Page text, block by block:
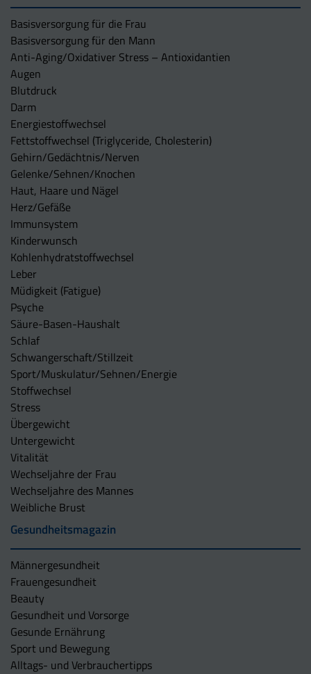
Basisversorgung für die Frau
Basisversorgung für den Mann
Anti-Aging/Oxidativer Stress – Antioxidantien
Augen
Blutdruck
Darm
Energiestoffwechsel
Fettstoffwechsel (Triglyceride, Cholesterin)
Gehirn/Gedächtnis/Nerven
Gelenke/Sehnen/Knochen
Haut, Haare und Nägel
Herz/Gefäße
Immunsystem
Kinderwunsch
Kohlenhydratstoffwechsel
Leber
Müdigkeit (Fatigue)
Psyche
Säure-Basen-Haushalt
Schlaf
Schwangerschaft/Stillzeit
Sport/Muskulatur/Sehnen/Energie
Stoffwechsel
Stress
Übergewicht
Untergewicht
Vitalität
Wechseljahre der Frau
Wechseljahre des Mannes
Weibliche Brust
Gesundheitsmagazin
Männergesundheit
Frauengesundheit
Beauty
Gesundheit und Vorsorge
Gesunde Ernährung
Sport und Bewegung
Alltags- und Verbrauchertipps